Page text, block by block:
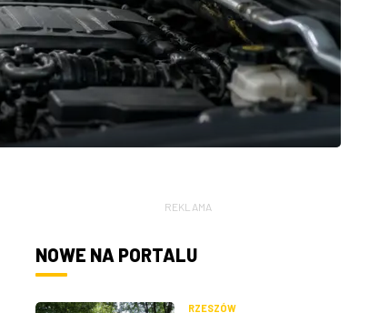
REKLAMA
NOWE NA PORTALU
RZESZÓW